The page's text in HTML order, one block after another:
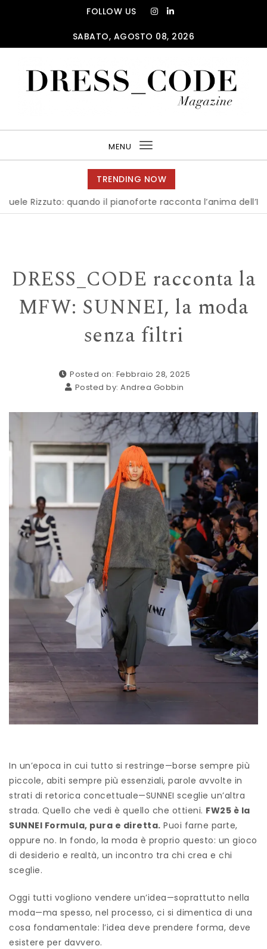
FOLLOW US
SABATO, AGOSTO 08, 2026
MENU
Toggle
navigation
TRENDING NOW
quando il pianoforte racconta l’anima dell’Italia |
DRESS_CODE racconta la
MFW: SUNNEI, la moda
senza filtri
Posted on: Febbraio 28, 2025
Posted by:Andrea Gobbin
In un’epoca in cui tutto si restringe—borse sempre più
piccole, abiti sempre più essenziali, parole avvolte in
strati di retorica concettuale—SUNNEI sceglie un’altra
strada. Quello che vedi è quello che ottieni. FW25 è la
SUNNEI Formula, pura e diretta. Puoi farne parte,
oppure no. In fondo, la moda è proprio questo: un gioco
di desiderio e realtà, un incontro tra chi crea e chi
sceglie.
Oggi tutti vogliono vendere un’idea—soprattutto nella
moda—ma spesso, nel processo, ci si dimentica di una
cosa fondamentale: l’idea deve prendere forma, deve
esistere per davvero.